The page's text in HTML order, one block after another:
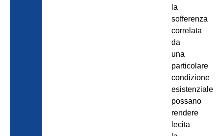
la
sofferenza
correlata
da
una
particolare
condizione
esistenziale
possano
rendere
lecita